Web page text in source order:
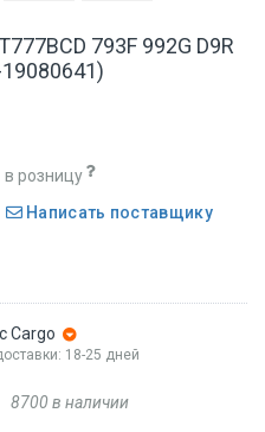
793F 992G D9R
19080641)
в розницу
Написать поставщику
с Cargo
18-25 дней
8700 в наличии